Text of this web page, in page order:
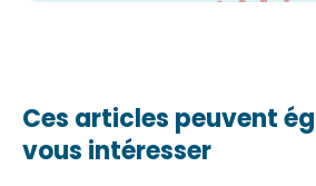
Ces articles peuvent
vous intéresser